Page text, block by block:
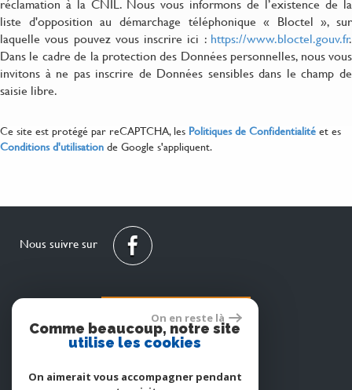
réclamation à la CNIL. Nous vous informons de l’existence de la
liste d'opposition au démarchage téléphonique « Bloctel », sur
laquelle vous pouvez vous inscrire ici : https://www.bloctel.gouv.fr.
Dans le cadre de la protection des Données personnelles, nous vous
invitons à ne pas inscrire de Données sensibles dans le champ de
saisie libre.
Ce site est protégé par reCAPTCHA, les Politiques de Confidentialité et es
Conditions d'utilisation de Google s'appliquent.
Nous suivre sur
Espace propriétaire
On en reste là
Comme beaucoup, notre site
utilise les cookies
On aimerait vous accompagner pendant